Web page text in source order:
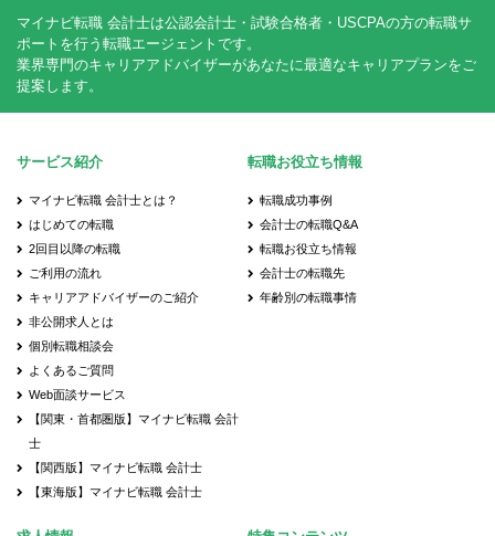
マイナビ転職 会計士は公認会計士・試験合格者・USCPAの方の転職サ
ポートを行う転職エージェントです。
業界専門のキャリアアドバイザーがあなたに最適なキャリアプランをご
提案します。
サービス紹介
マイナビ転職 会計士とは？
はじめての転職
2回目以降の転職
ご利用の流れ
キャリアアドバイザーのご紹介
非公開求人とは
個別転職相談会
よくあるご質問
Web面談サービス
【関東・首都圏版】マイナビ転職 会計
士
【関西版】マイナビ転職 会計士
【東海版】マイナビ転職 会計士
転職お役立ち情報
転職成功事例
会計士の転職Q&A
転職お役立ち情報
会計士の転職先
年齢別の転職事情